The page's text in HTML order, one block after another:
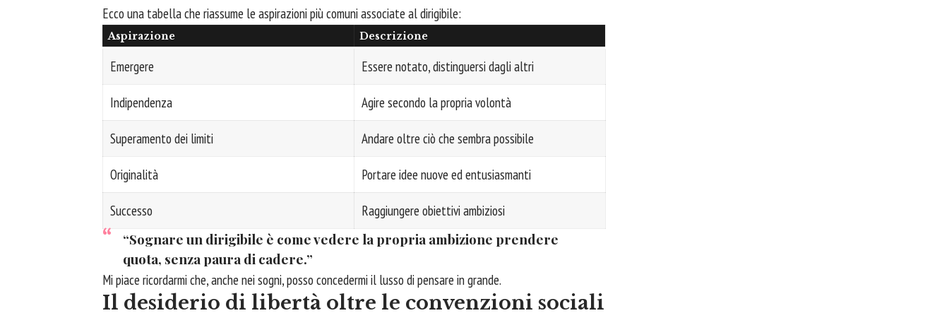
Ecco una tabella che riassume le aspirazioni più comuni associate al dirigibile:
Aspirazione Descrizione
Emergere Essere notato, distinguersi dagli altri
Indipendenza Agire secondo la propria volontà
Superamento dei limiti Andare oltre ciò che sembra possibile
Originalità Portare idee nuove ed entusiasmanti
Successo Raggiungere obiettivi ambiziosi
“Sognare un dirigibile è come vedere la propria ambizione prendere
quota, senza paura di cadere.”
Mi piace ricordarmi che, anche nei sogni, posso concedermi il lusso di pensare in grande.
Il desiderio di libertà oltre le convenzioni sociali